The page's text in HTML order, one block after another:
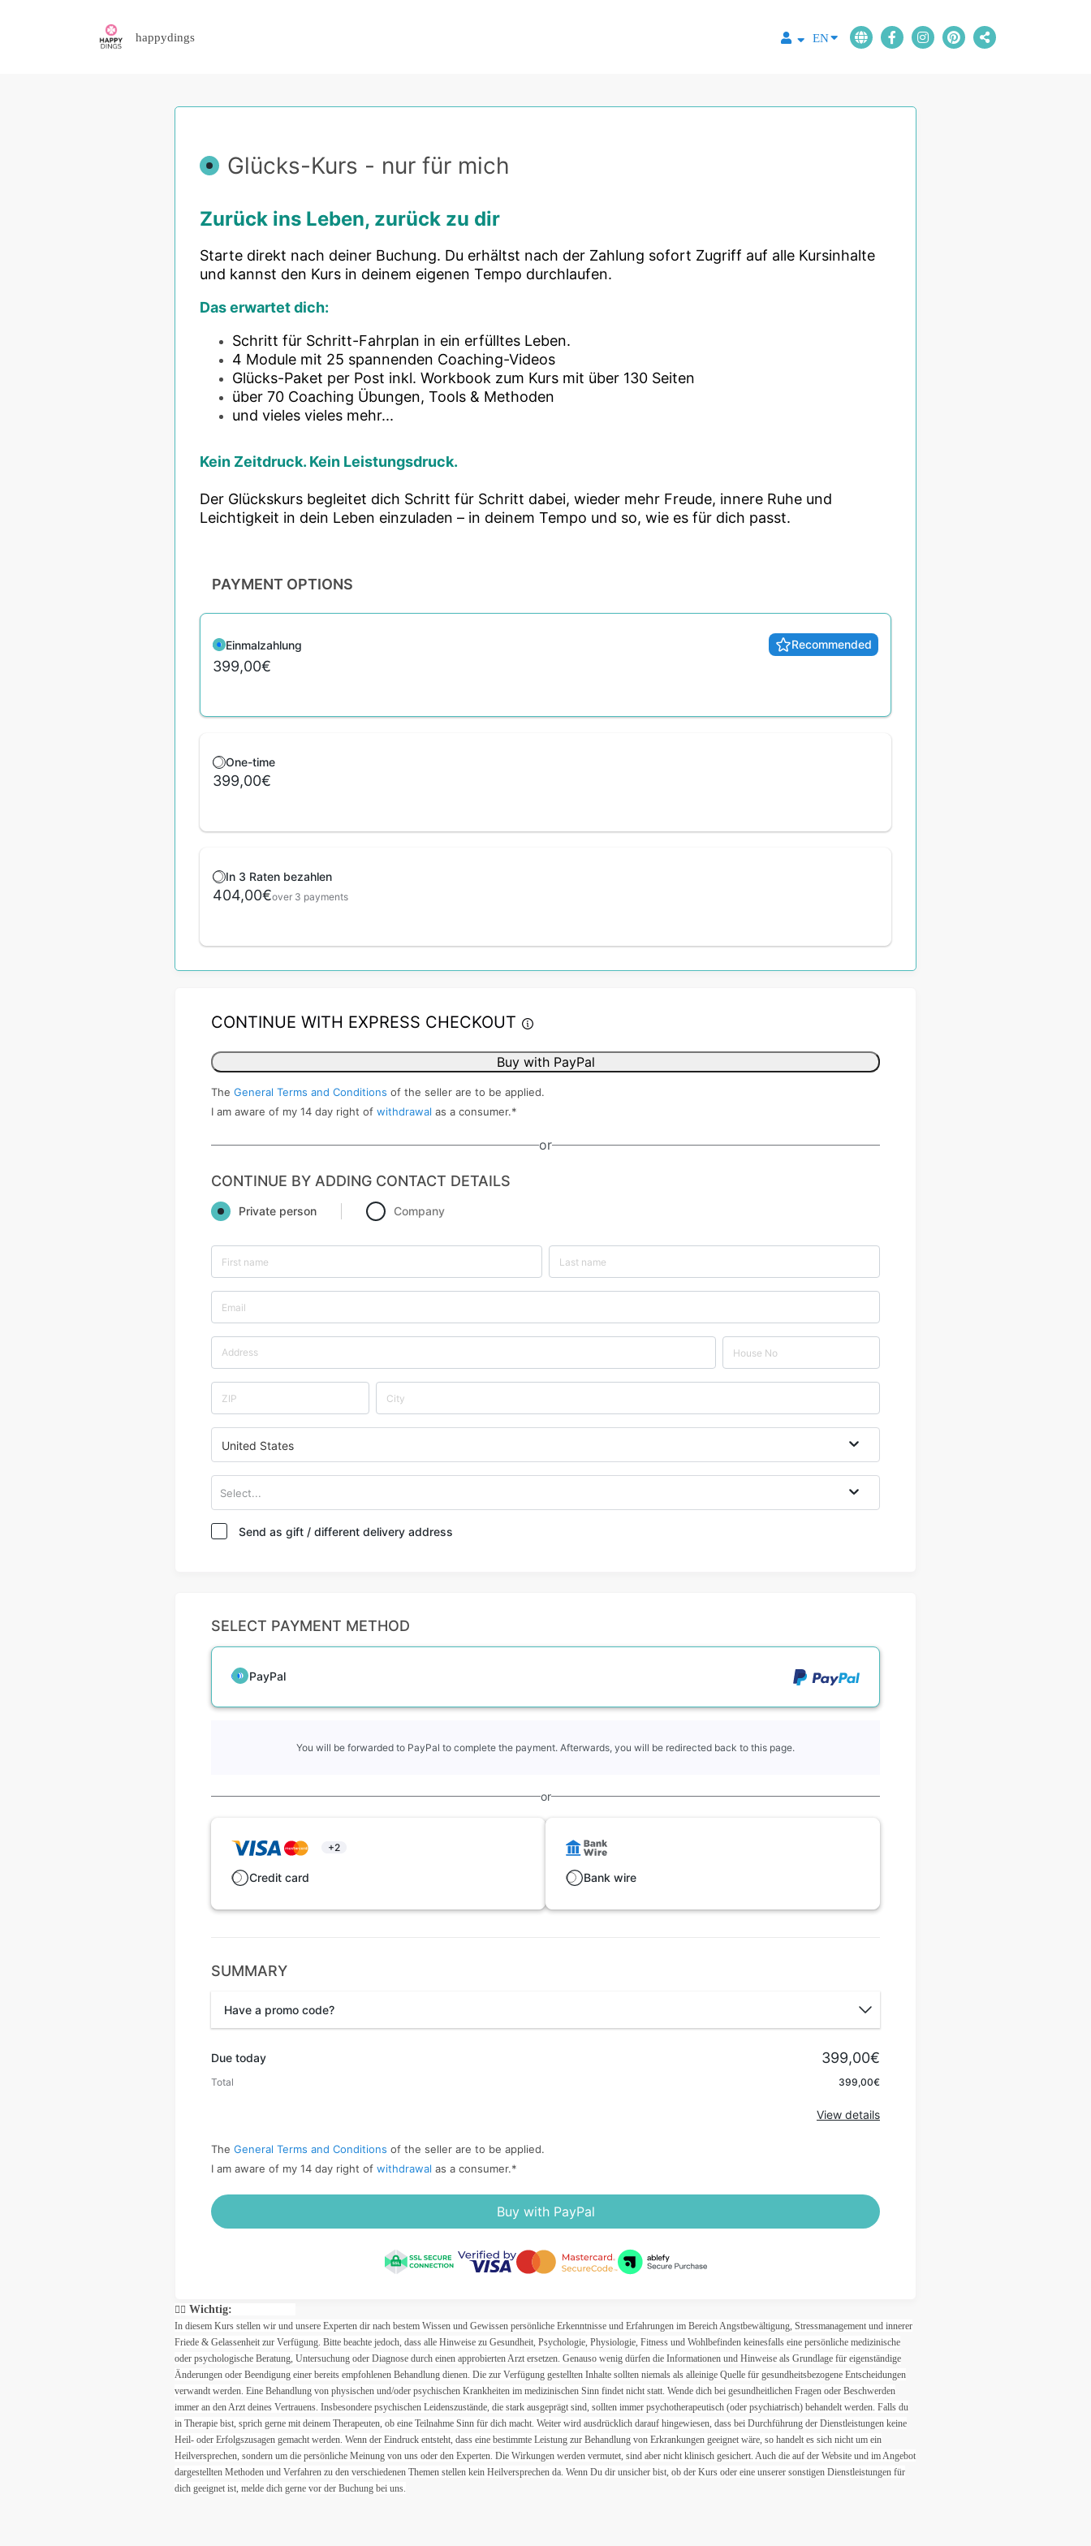
happydings EN
Glücks-Kurs - nur für mich
Zurück ins Leben, zurück zu dir
Starte direkt nach deiner Buchung. Du erhältst nach der Zahlung sofort Zugriff auf alle Kursinhalte
und kannst den Kurs in deinem eigenen Tempo durchlaufen.
Das erwartet dich:
Schritt für Schritt-Fahrplan in ein erfülltes Leben.
4 Module mit 25 spannenden Coaching-Videos
Glücks-Paket per Post inkl. Workbook zum Kurs mit über 130 Seiten
über 70 Coaching Übungen, Tools & Methoden
und vieles vieles mehr...
Kein Zeitdruck. Kein Leistungsdruck.
Der Glückskurs begleitet dich Schritt für Schritt dabei, wieder mehr Freude, innere Ruhe und
Leichtigkeit in dein Leben einzuladen – in deinem Tempo und so, wie es für dich passt.
PAYMENT OPTIONS
Einmalzahlung Recommended
399,00€
One-time
399,00€
In 3 Raten bezahlen
404,00€over 3 payments
CONTINUE WITH EXPRESS CHECKOUT
Buy with PayPal
The General Terms and Conditions of the seller are to be applied.
I am aware of my 14 day right of withdrawal as a consumer.*
or
CONTINUE BY ADDING CONTACT DETAILS
Private person Company
United States
Select...
Send as gift / different delivery address
SELECT PAYMENT METHOD
PayPal
You will be forwarded to PayPal to complete the payment. Afterwards, you will be redirected back to this page.
or
+2
Credit card Bank wire
SUMMARY
Have a promo code?
Due today 399,00€
Total 399,00€
View details
The General Terms and Conditions of the seller are to be applied.
I am aware of my 14 day right of withdrawal as a consumer.*
Buy with PayPal
☝🏼 Wichtig:
In diesem Kurs stellen wir und unsere Experten dir nach bestem Wissen und Gewissen persönliche Erkenntnisse und Erfahrungen im Bereich Angstbewältigung, Stressmanagement und innerer
Friede & Gelassenheit zur Verfügung. Bitte beachte jedoch, dass alle Hinweise zu Gesundheit, Psychologie, Physiologie, Fitness und Wohlbefinden keinesfalls eine persönliche medizinische
oder psychologische Beratung, Untersuchung oder Diagnose durch einen approbierten Arzt ersetzen. Genauso wenig dürfen die Informationen und Hinweise als Grundlage für eigenständige
Änderungen oder Beendigung einer bereits empfohlenen Behandlung dienen. Die zur Verfügung gestellten Inhalte sollten niemals als alleinige Quelle für gesundheitsbezogene Entscheidungen
verwandt werden. Eine Behandlung von physischen und/oder psychischen Krankheiten im medizinischen Sinn findet nicht statt. Wende dich bei gesundheitlichen Fragen oder Beschwerden
immer an den Arzt deines Vertrauens. Insbesondere psychischen Leidenszustände, die stark ausgeprägt sind, sollten immer psychotherapeutisch (oder psychiatrisch) behandelt werden. Falls du
in Therapie bist, sprich gerne mit deinem Therapeuten, ob eine Teilnahme Sinn für dich macht. Weiter wird ausdrücklich darauf hingewiesen, dass bei Durchführung der Dienstleistungen keine
Heil- oder Erfolgszusagen gemacht werden. Wenn der Eindruck entsteht, dass eine bestimmte Leistung zur Behandlung von Erkrankungen geeignet wäre, so handelt es sich nicht um ein
Heilversprechen, sondern um die persönliche Meinung von uns oder den Experten. Die Wirkungen werden vermutet, sind aber nicht klinisch gesichert. Auch die auf der Website und im Angebot
dargestellten Methoden und Verfahren zu den verschiedenen Themen stellen kein Heilversprechen da. Wenn Du dir unsicher bist, ob der Kurs oder eine unserer sonstigen Dienstleistungen für
dich geeignet ist, melde dich gerne vor der Buchung bei uns.